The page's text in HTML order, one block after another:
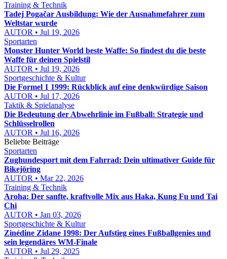
Training & Technik
Tadej Pogačar Ausbildung: Wie der Ausnahmefahrer zum
Weltstar wurde
AUTOR • Jul 19, 2026
Sportarten
Monster Hunter World beste Waffe: So findest du die beste
Waffe für deinen Spielstil
AUTOR • Jul 19, 2026
Sportgeschichte & Kultur
Die Formel 1 1999: Rückblick auf eine denkwürdige Saison
AUTOR • Jul 17, 2026
Taktik & Spielanalyse
Die Bedeutung der Abwehrlinie im Fußball: Strategie und
Schlüsselrollen
AUTOR • Jul 16, 2026
Beliebte Beiträge
Sportarten
Zughundesport mit dem Fahrrad: Dein ultimativer Guide für
Bikejöring
AUTOR • Mar 22, 2026
Training & Technik
Aroha: Der sanfte, kraftvolle Mix aus Haka, Kung Fu und Tai
Chi
AUTOR • Jan 03, 2026
Sportgeschichte & Kultur
Zinédine Zidane 1998: Der Aufstieg eines Fußballgenies und
sein legendäres WM-Finale
AUTOR • Jul 29, 2025